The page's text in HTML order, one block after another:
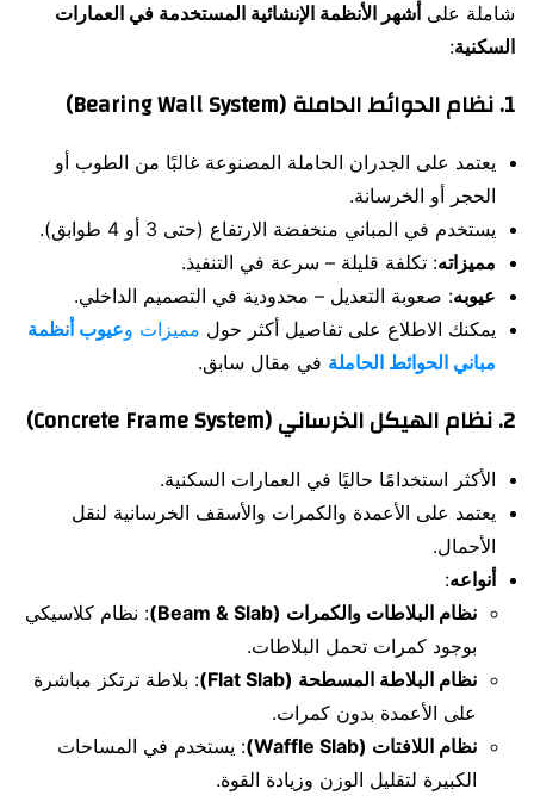
شاملة على أشهر الأنظمة الإنشائية المستخدمة في العمارات
السكنية:
1. نظام الحوائط الحاملة (Bearing Wall System)
يعتمد على الجدران الحاملة المصنوعة غالبًا من الطوب أو
الحجر أو الخرسانة.
يستخدم في المباني منخفضة الارتفاع (حتى 3 أو 4 طوابق).
مميزاته: تكلفة قليلة – سرعة في التنفيذ.
عيوبه: صعوبة التعديل – محدودية في التصميم الداخلي.
يمكنك الاطلاع على تفاصيل أكثر حول مميزات وعيوب أنظمة
مباني الحوائط الحاملة في مقال سابق.
2. نظام الهيكل الخرساني (Concrete Frame System)
الأكثر استخدامًا حاليًا في العمارات السكنية.
يعتمد على الأعمدة والكمرات والأسقف الخرسانية لنقل
الأحمال.
أنواعه:
نظام البلاطات والكمرات (Beam & Slab)
: نظام كلاسيكي
بوجود كمرات تحمل البلاطات.
نظام البلاطة المسطحة (Flat Slab)
: بلاطة ترتكز مباشرة
على الأعمدة بدون كمرات.
نظام اللافتات (Waffle Slab)
: يستخدم في المساحات
الكبيرة لتقليل الوزن وزيادة القوة.